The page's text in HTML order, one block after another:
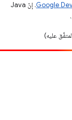
. إنّ Java